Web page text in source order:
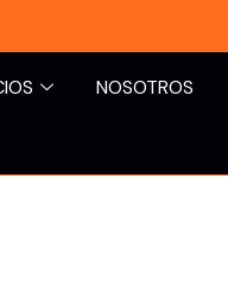
NOSOTROS